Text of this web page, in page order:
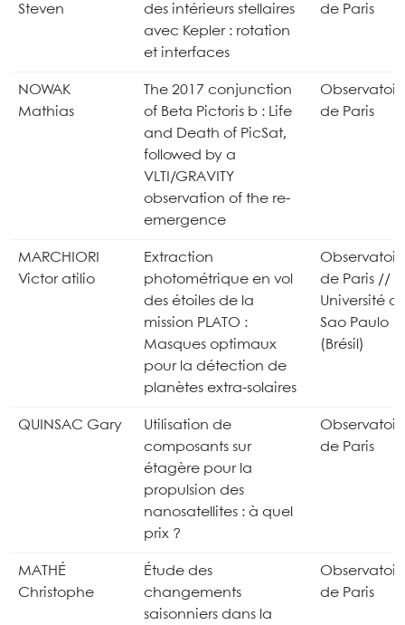
Steven
des intérieurs stellaires
avec Kepler : rotation
et interfaces
de Paris
NOWAK
Mathias
The 2017 conjunction
of Beta Pictoris b : Life
and Death of PicSat,
followed by a
VLTI/GRAVITY
observation of the re-
emergence
de Paris
MARCHIORI
Victor atilio
Extraction
photométrique en vol
des étoiles de la
mission PLATO :
Masques optimaux
pour la détection de
planètes extra-solaires
de Paris //
Université
Sao Paulo
(Brésil)
QUINSAC Gary
Utilisation de
composants sur
étagère pour la
propulsion des
nanosatellites : à quel
prix ?
de Paris
MATHÉ
Christophe
Étude des
changements
saisonniers dans la
de Paris